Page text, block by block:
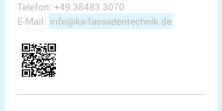
Telefon: +49 38483 3070
E-Mail: info@ks-fassadentechnik.de